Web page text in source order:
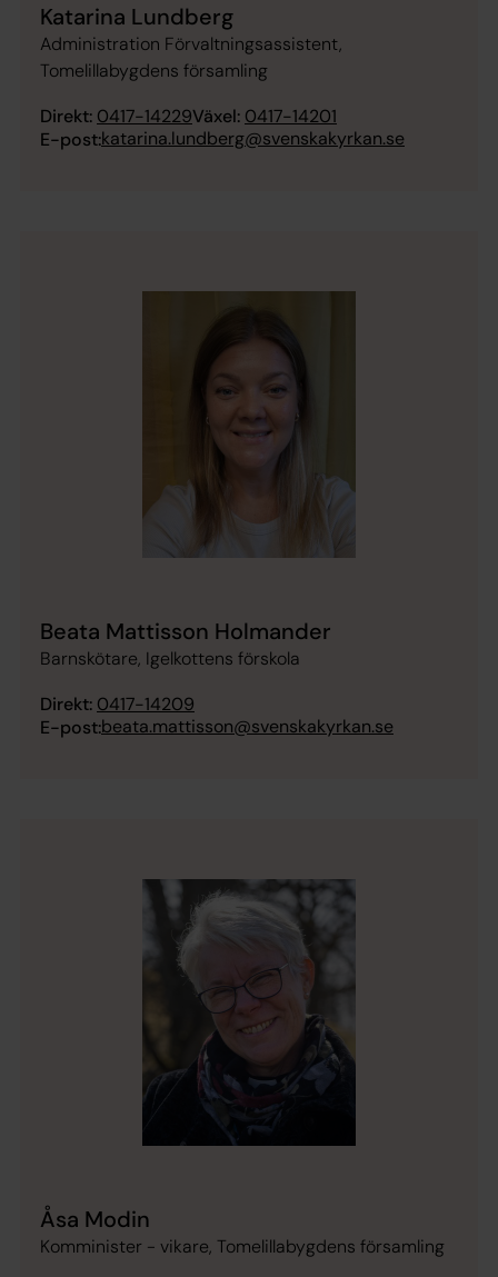
Katarina Lundberg
Administration Förvaltningsassistent,
Tomelillabygdens församling
Direkt: 0417-14229Växel: 0417-14201
E-post:katarina.lundberg@svenskakyrkan.se
Beata Mattisson Holmander
Barnskötare, Igelkottens förskola
Direkt: 0417-14209
E-post:beata.mattisson@svenskakyrkan.se
Åsa Modin
Komminister - vikare, Tomelillabygdens församling